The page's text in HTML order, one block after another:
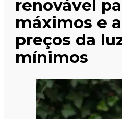
renovável
máximos e
preços da
mínimos